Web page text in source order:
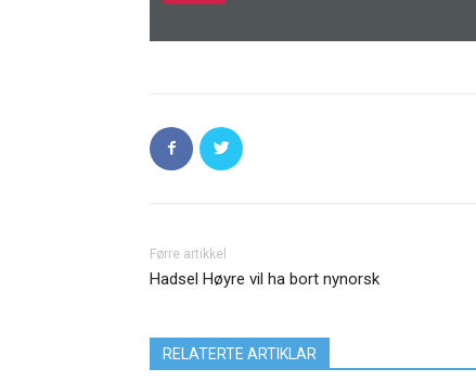
Førre artikkel
Hadsel Høyre vil ha bort nynorsk
RELATERTE ARTIKLAR